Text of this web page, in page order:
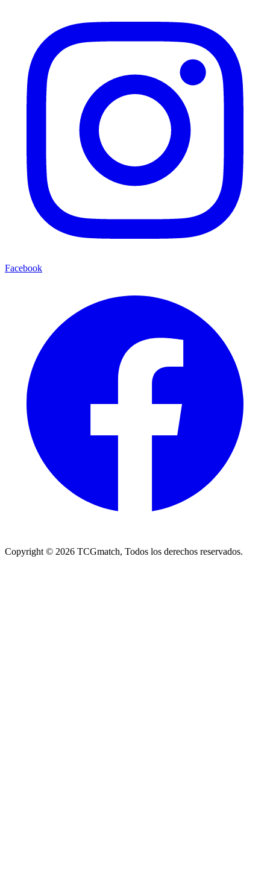
Facebook
Copyright © 2026 TCGmatch, Todos los derechos reservados.